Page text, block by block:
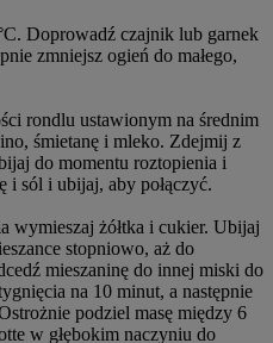
Doprowadź czajnik lub garnek
zmniejsz ogień do małego,
rondlu ustawionym na średnim
śmietanę i mleko. Zdejmij z
do momentu roztopienia i
i sól i ubijaj, aby połączyć.
wymieszaj żółtka i cukier. Ubijaj
stopniowo, aż do
mieszaninę do innej miski do
na 10 minut, a następnie
podziel masę między 6
w głębokim naczyniu do